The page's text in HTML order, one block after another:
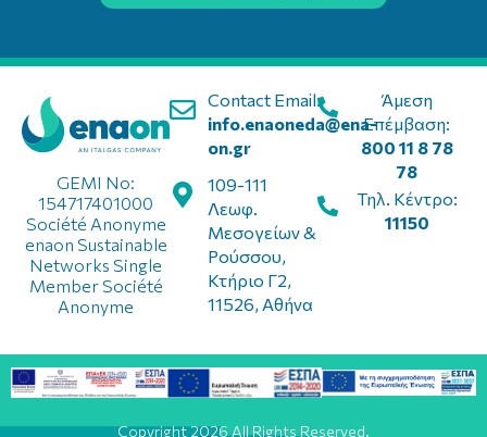
Contact Email:
info.enaoneda@ena-
on.gr
109-111
Λεωφ.
Μεσογείων &
Ρούσσου,
Κτήριο Γ2,
11526, Αθήνα
GEMI No:
154717401000
Société Anonyme
enaon Sustainable
Networks Single
Member Société
Anonyme
Άμεση
Επέμβαση:
800 11 8 78
78
Τηλ. Κέντρο:
11150
Copyright 2026 All Rights Reserved.